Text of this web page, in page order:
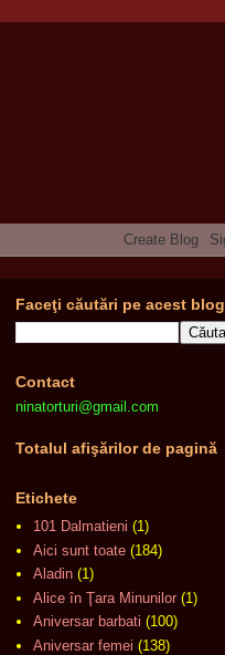
Faceţi căutări pe acest blog
Contact
ninatorturi@gmail.com
Totalul afişărilor de pagină
Etichete
101 Dalmatieni (1)
Aici sunt toate (184)
Aladin (1)
Alice în Ţara Minunilor (1)
Aniversar barbati (100)
Aniversar femei (138)